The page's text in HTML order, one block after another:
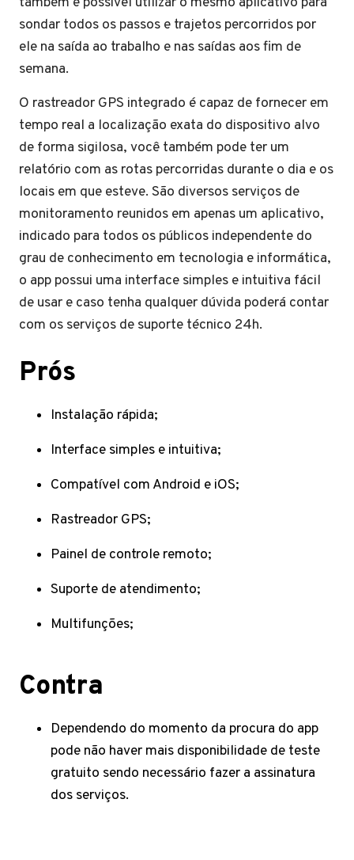
sondar todos os passos e trajetos percorridos por
ele na saída ao trabalho e nas saídas aos fim de
semana.
O rastreador GPS integrado é capaz de fornecer em
tempo real a localização exata do dispositivo alvo
de forma sigilosa, você também pode ter um
relatório com as rotas percorridas durante o dia e os
locais em que esteve. São diversos serviços de
monitoramento reunidos em apenas um aplicativo,
indicado para todos os públicos independente do
grau de conhecimento em tecnologia e informática,
o app possui uma interface simples e intuitiva fácil
de usar e caso tenha qualquer dúvida poderá contar
com os serviços de suporte técnico 24h.
Prós
Instalação rápida;
Interface simples e intuitiva;
Compatível com Android e iOS;
Rastreador GPS;
Painel de controle remoto;
Suporte de atendimento;
Multifunções;
Contra
Dependendo do momento da procura do app
pode não haver mais disponibilidade de teste
gratuito sendo necessário fazer a assinatura
dos serviços.